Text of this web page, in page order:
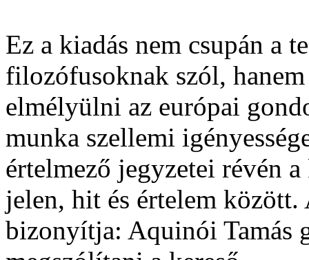
Ez a kiadás nem csupán a
filozófusoknak szól,
elmélyülni az európai
munka szellemi
értelmező jegyzetei révén
jelen, hit és értelem között.
bizonyítja: Aquinói Tamás